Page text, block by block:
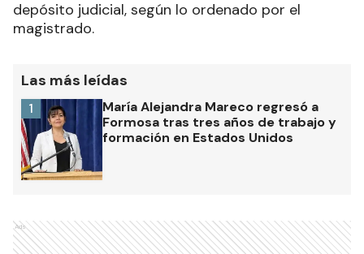
depósito judicial, según lo ordenado por el
magistrado.
Las más leídas
María Alejandra Mareco regresó a
Formosa tras tres años de trabajo y
formación en Estados Unidos
1
Ads